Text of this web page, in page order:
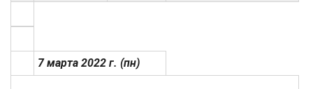
7 марта 2022 г. (пн)